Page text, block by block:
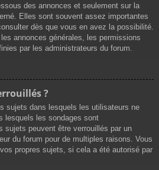
des annonces et seulement sur la
Elles sont souvent assez importantes
dès que vous en avez la possibilité.
annonces générales, les permissions
par les administrateurs du forum.
?
sujets dans lesquels les utilisateurs ne
lesquels les sondages sont
sujets peuvent être verrouillés par un
du forum pour de multiples raisons. Vous
propres sujets, si cela a été autorisé par